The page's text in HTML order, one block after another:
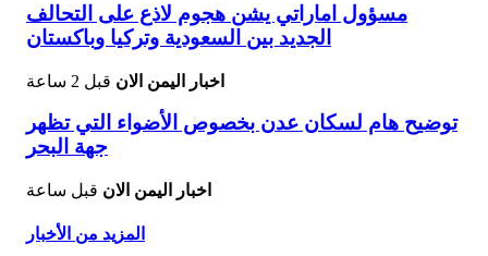
مسؤول اماراتي يشن هجوم لاذع على التحالف
الجديد بين السعودية وتركيا وباكستان
اخبار اليمن الان قبل 2 ساعة
توضيح هام لسكان عدن بخصوص الأضواء التي تظهر
جهة البحر
اخبار اليمن الان قبل ساعة
المزيد من الأخبار